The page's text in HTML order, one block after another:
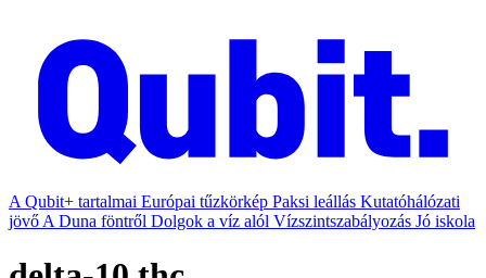
A Qubit+ tartalmai Európai tűzkörkép Paksi leállás Kutatóhálózati
jövő A Duna föntről Dolgok a víz alól Vízszintszabályozás Jó iskola